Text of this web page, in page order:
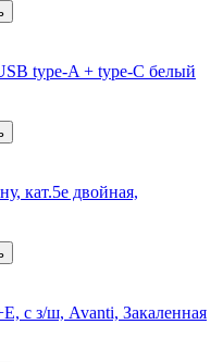
type-A + type-C белый
кат.5e двойная,
с з/ш, Avanti, Закаленная